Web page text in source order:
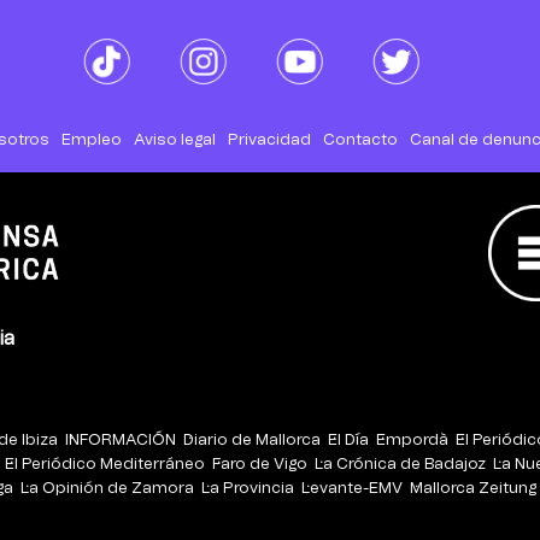
Empleo Aviso legal Privacidad Contacto Canal de
Ibiza INFORMACIÓN Diario de Mallorca El Día Empordà
El
El Periódico Mediterráneo
Faro de Vigo La Crónica de Badajoz
La
La Opinión de Zamora La Provincia Levante-EMV Mallorca Zeitung